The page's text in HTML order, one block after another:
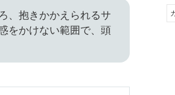
、抱きかかえられるサ
をかけない範囲で、頭